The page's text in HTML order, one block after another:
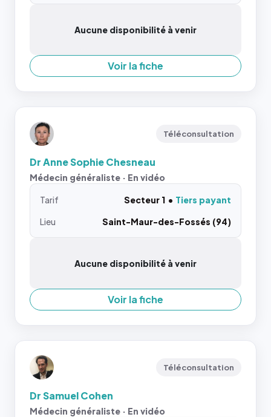
Aucune disponibilité à venir
Voir la fiche
Téléconsultation
Dr Anne Sophie Chesneau
Médecin généraliste · En vidéo
Tarif Secteur 1
Tiers payant
Lieu
Saint-Maur-des-Fossés (94)
Aucune disponibilité à venir
Voir la fiche
Téléconsultation
Dr Samuel Cohen
Médecin généraliste · En vidéo